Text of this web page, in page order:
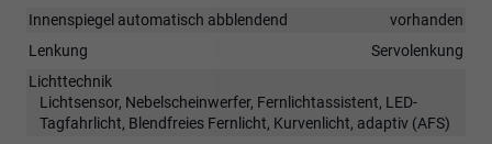
Innenspiegel automatisch abblendend
vorhanden
Lenkung
Servolenkung
Lichttechnik
Lichtsensor, Nebelscheinwerfer, Fernlichtassistent, LED-
Tagfahrlicht, Blendfreies Fernlicht, Kurvenlicht, adaptiv (AFS)